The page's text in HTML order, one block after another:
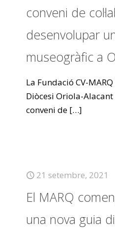
conveni de
desenvolupar
museogràfic a
La Fundació CV-
Diòcesi Oriola-
conveni de […]
21 setembre, 2021
El MARQ
una nova guia